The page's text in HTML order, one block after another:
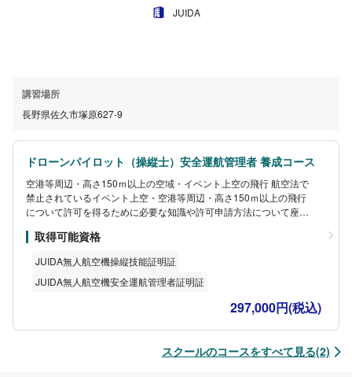
JUIDA
講習場所
長野県佐久市塚原627-9
ドローンパイロット（操縦士）安全運航管理者 養成コース
空港等周辺・高さ150ｍ以上の空域・イベント上空の飛行 航空法で
禁止されているイベント上空・空港等周辺・高さ150ｍ以上の飛行
について許可を得るために必要な知識や許可申請方法について座学
取得可能資格
JUIDA無人航空機操縦技能証明証
JUIDA無人航空機安全運航管理者証明証
297,000円(税込)
スクールのコースをすべて見る(2)